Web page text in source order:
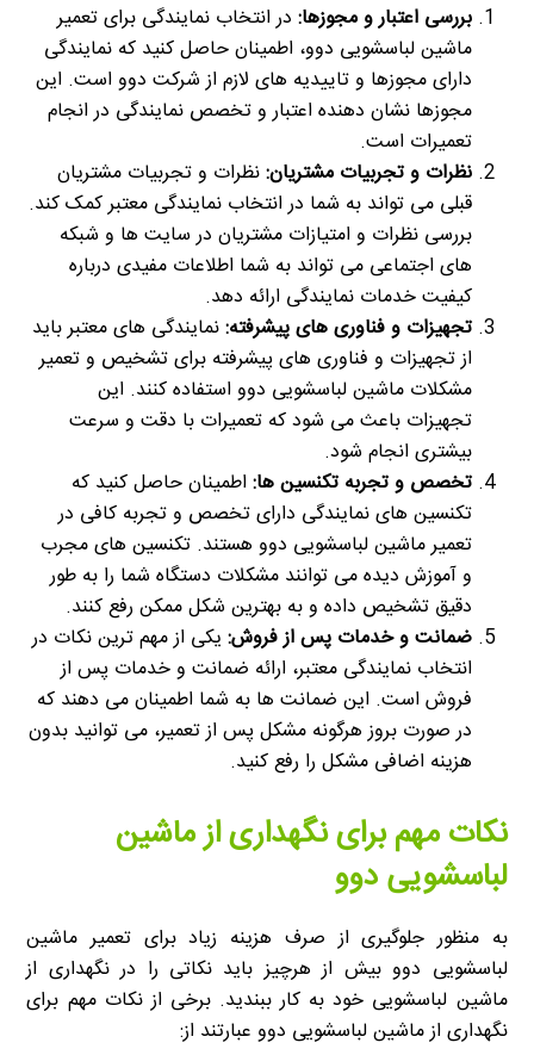
بررسی اعتبار و مجوزها: در انتخاب نمایندگی برای تعمیر
ماشین لباسشویی دوو، اطمینان حاصل کنید که نمایندگی
دارای مجوزها و تاییدیه های لازم از شرکت دوو است. این
مجوزها نشان دهنده اعتبار و تخصص نمایندگی در انجام
تعمیرات است.
نظرات و تجربیات مشتریان:نظرات و تجربیات مشتریان
قبلی می تواند به شما در انتخاب نمایندگی معتبر کمک کند.
بررسی نظرات و امتیازات مشتریان در سایت ها و شبکه
های اجتماعی می تواند به شما اطلاعات مفیدی درباره
کیفیت خدمات نمایندگی ارائه دهد.
تجهیزات و فناوری های پیشرفته:نمایندگی های معتبر باید
از تجهیزات و فناوری های پیشرفته برای تشخیص و تعمیر
مشکلات ماشین لباسشویی دوو استفاده کنند. این
تجهیزات باعث می شود که تعمیرات با دقت و سرعت
بیشتری انجام شود.
تخصص و تجربه تکنسین ها: اطمینان حاصل کنید که
تکنسین های نمایندگی دارای تخصص و تجربه کافی در
تعمیر ماشین لباسشویی دوو هستند. تکنسین های مجرب
و آموزش دیده می توانند مشکلات دستگاه شما را به طور
دقیق تشخیص داده و به بهترین شکل ممکن رفع کنند.
ضمانت و خدمات پس از فروش: یکی از مهم ترین نکات در
انتخاب نمایندگی معتبر، ارائه ضمانت و خدمات پس از
فروش است. این ضمانت ها به شما اطمینان می دهند که
در صورت بروز هرگونه مشکل پس از تعمیر، می توانید بدون
هزینه اضافی مشکل را رفع کنید.
نکات مهم برای نگهداری از ماشین
لباسشویی دوو
به منظور جلوگیری از صرف هزینه زیاد برای تعمیر ماشین
لباسشویی دوو بیش از هرچیز باید نکاتی را در نگهداری از
ماشین لباسشویی خود به کار ببندید. برخی از نکات مهم برای
نگهداری از ماشین لباسشویی دوو عبارتند از: